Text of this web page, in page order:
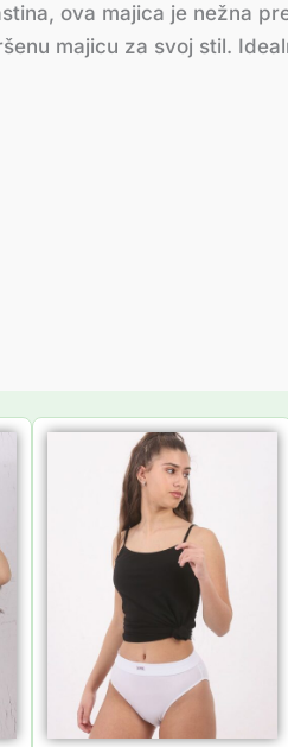
ova majica je nežna
majicu za svoj stil.